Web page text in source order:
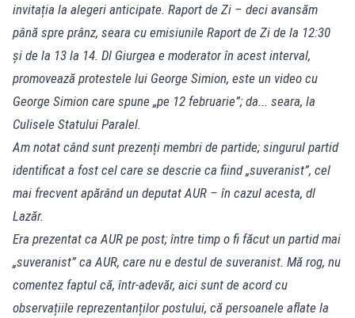
invitația la alegeri anticipate. Raport de Zi – deci avansăm
până spre prânz, seara cu emisiunile Raport de Zi de la 12:30
și de la 13 la 14. Dl Giurgea e moderator în acest interval,
promovează protestele lui George Simion, este un video cu
George Simion care spune „pe 12 februarie”; da... seara, la
Culisele Statului Paralel.
Am notat când sunt prezenți membri de partide; singurul partid
identificat a fost cel care se descrie ca fiind „suveranist”, cel
mai frecvent apărând un deputat AUR – în cazul acesta, dl
Lazăr.
Era prezentat ca AUR pe post; între timp o fi făcut un partid mai
„suveranist” ca AUR, care nu e destul de suveranist. Mă rog, nu
comentez faptul că, într-adevăr, aici sunt de acord cu
observațiile reprezentanților postului, că persoanele aflate la